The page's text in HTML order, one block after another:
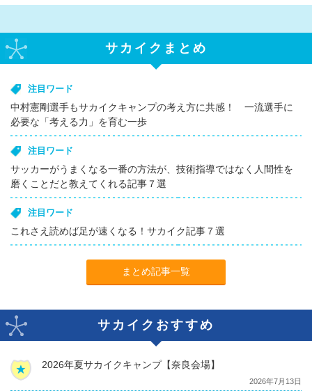
サカイクまとめ
注目ワード
中村憲剛選手もサカイクキャンプの考え方に共感！ 一流選手に
必要な「考える力」を育む一歩
注目ワード
サッカーがうまくなる一番の方法が、技術指導ではなく人間性を
磨くことだと教えてくれる記事７選
注目ワード
これさえ読めば足が速くなる！サカイク記事７選
まとめ記事一覧
サカイクおすすめ
2026年夏サカイクキャンプ【奈良会場】
2026年7月13日